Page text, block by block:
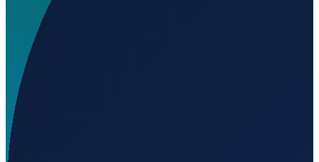
Wo liegt Adilabad Airfield?
Wird geladen...